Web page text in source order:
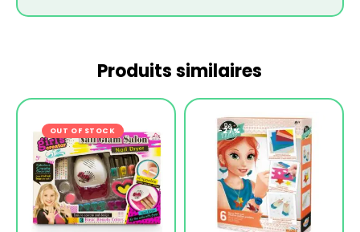
Produits similaires
OUT OF STOCK -27%